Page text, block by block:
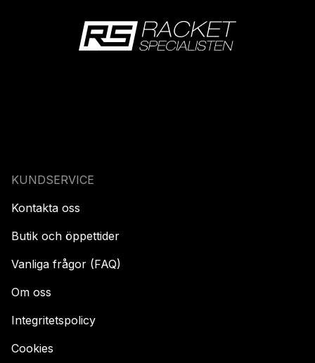
KUNDSERVICE
Kontakta oss
Butik och öppettider
Vanliga frågor (FAQ)
Om oss
Integritetspolicy
Cookies